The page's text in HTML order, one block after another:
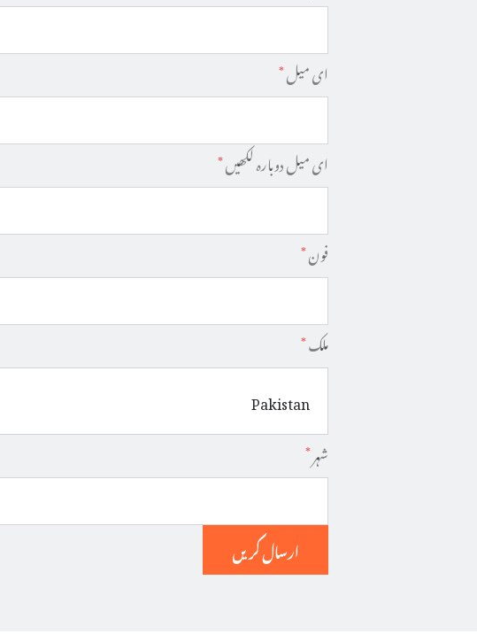
ای میل*
ای میل دوبارہ لکھیں*
فون*
ملک*
شہر*
ارسال کریں